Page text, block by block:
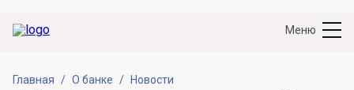
Меню
Главная О банке
Новости